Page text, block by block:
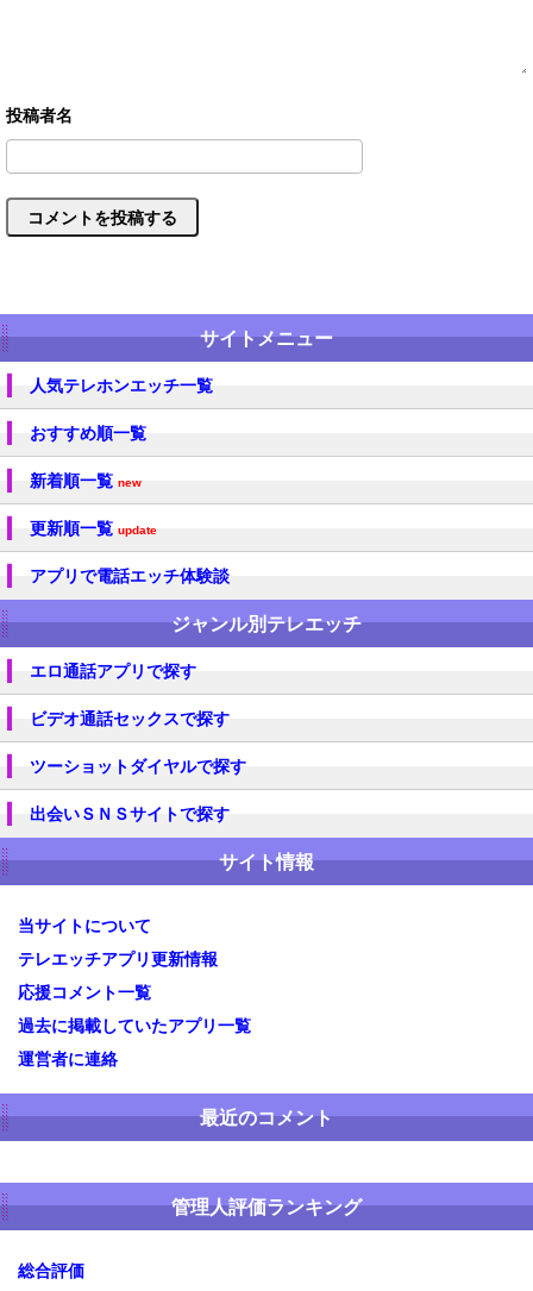
サイトメニュー
人気テレホンエッチ一覧
おすすめ順一覧
新着順一覧 new
更新順一覧 update
アプリで電話エッチ体験談
ジャンル別テレエッチ
エロ通話アプリで探す
ビデオ通話セックスで探す
ツーショットダイヤルで探す
出会いＳＮＳサイトで探す
サイト情報
当サイトについて
テレエッチアプリ更新情報
応援コメント一覧
過去に掲載していたアプリ一覧
運営者に連絡
最近のコメント
管理人評価ランキング
総合評価